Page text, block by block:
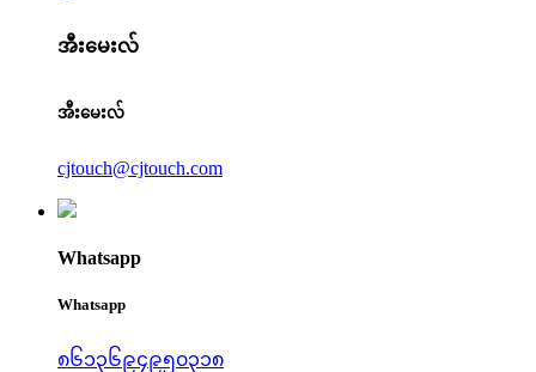
အီးမေးလ်
အီးမေးလ်
cjtouch@cjtouch.com
Whatsapp
Whatsapp
၈၆၁၃၆၉၄၉၅၀၃၁၈